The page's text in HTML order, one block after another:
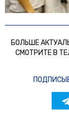
БОЛЬШЕ
СМОТРИТЕ В